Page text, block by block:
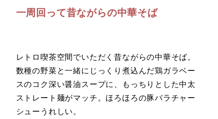
一周回って昔ながらの中華そば
レトロ喫茶空間でいただく昔ながらの中華そば。
数種の野菜と一緒にじっくり煮込んだ鶏ガラベー
スのコク深い醤油スープに、もっちりとした中太
ストレート麺がマッチ。ほろほろの豚バラチャー
シューうれしい。